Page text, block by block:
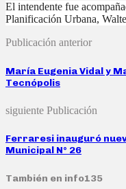
El intendente fue
Planificación Urbana,
Publicación anterior
María Eugenia Vidal y
Tecnópolis
siguiente Publicación
Ferraresi inauguró
Municipal N° 26
También en info135